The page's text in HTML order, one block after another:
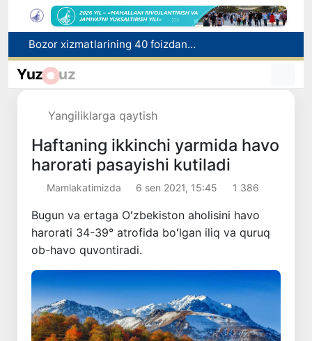
Bozor xizmatlarining 40 foizdan ortig‘i poytaxt hissasiga to‘g‘ri kelmoqda
“Men tanigan O‘zbekiston!”
Yuz uz
Yangiliklarga qaytish
Haftaning ikkinchi yarmida havo
harorati pasayishi kutiladi
Mamlakatimizda 6 sen 2021, 15:45 1 386
Bugun va ertaga Oʻzbekiston aholisini havo
harorati 34-39° atrofida boʻlgan iliq va quruq
ob-havo quvontiradi.